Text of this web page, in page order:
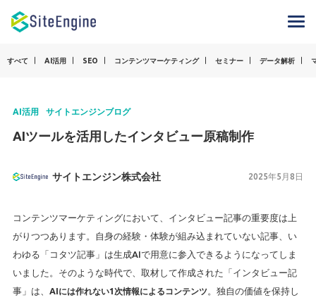
すべて AI活用 SEO コンテンツマーケティング セミナー データ解析
AI活用 サイトエンジンブログ
AIツールを活用したインタビュー原稿制作
サイトエンジン株式会社 2025年5月8日
コンテンツマーケティングにおいて、インタビュー記事の重要度は上
がりつつあります。自身の経験・体験が組み込まれていない記事、い
わゆる「コタツ記事」は生成AIで用意に参入できるようになってしま
いました。そのような時代で、取材して作成された「インタビュー記
事」は、 AIには作れない1次情報によるコンテンツ。独自の価値を保持し